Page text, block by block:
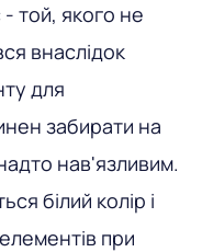
той, якого не
внаслідок
для
забирати на
нав'язливим.
білий колір і
елементів при